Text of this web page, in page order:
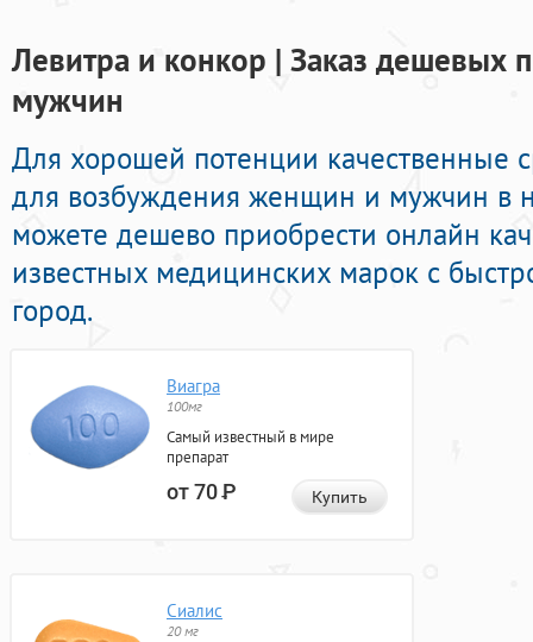
Левитра и конкор | Заказ дешевых
мужчин
Для хорошей потенции качественные
для возбуждения женщин и мужчин в
можете дешево приобрести онлайн
известных медицинских марок с
город.
Виагра
100мг
Самый известный в мире
препарат
от 70Р Купить
Сиалис
20 мг